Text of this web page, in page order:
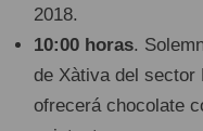
2018.
10:00 horas.
de Xàtiva del sector
ofrecerá chocolate